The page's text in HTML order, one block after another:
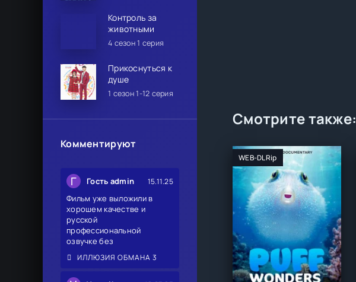
Контроль за
животными
4 сезон 1 серия
Прикоснуться к
душе
1 сезон 1-12 серия
Комментируют
Г Гость admin 15.11.25
Фильм уже выложили в
хорошем качестве и
русской
профессиональной
озвучке без
ИЛЛЮЗИЯ ОБМАНА 3
Смотрите также:
WEB-DLRip